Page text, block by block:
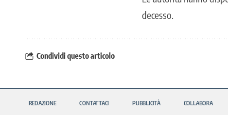
decesso.
Condividi questo articolo
REDAZIONE CONTATTACI PUBBLICITÀ COLLABORA